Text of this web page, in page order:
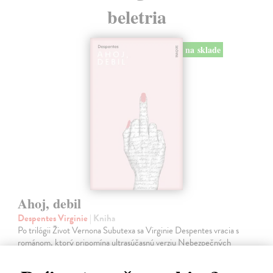
beletria
na sklade
Ahoj, debil
Despentes Virginie | Kniha
Po trilógii Život Vernona Subutexa sa Virginie Despentes vracia s
románom, ktorý pripomína ultrasúčasnú verziu Nebezpečných
Na sklade